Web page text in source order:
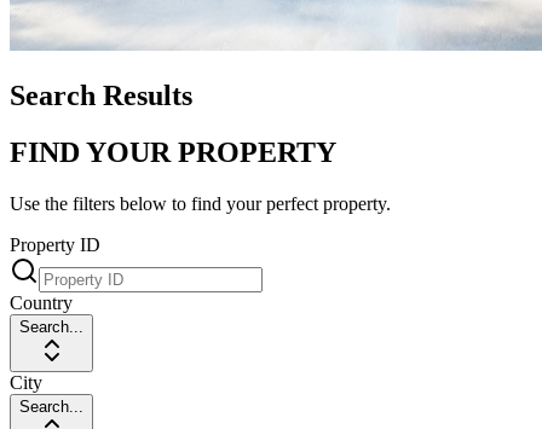
Search Results
FIND YOUR PROPERTY
Use the filters below to find your perfect property.
Property ID
Country
Search...
City
Search...